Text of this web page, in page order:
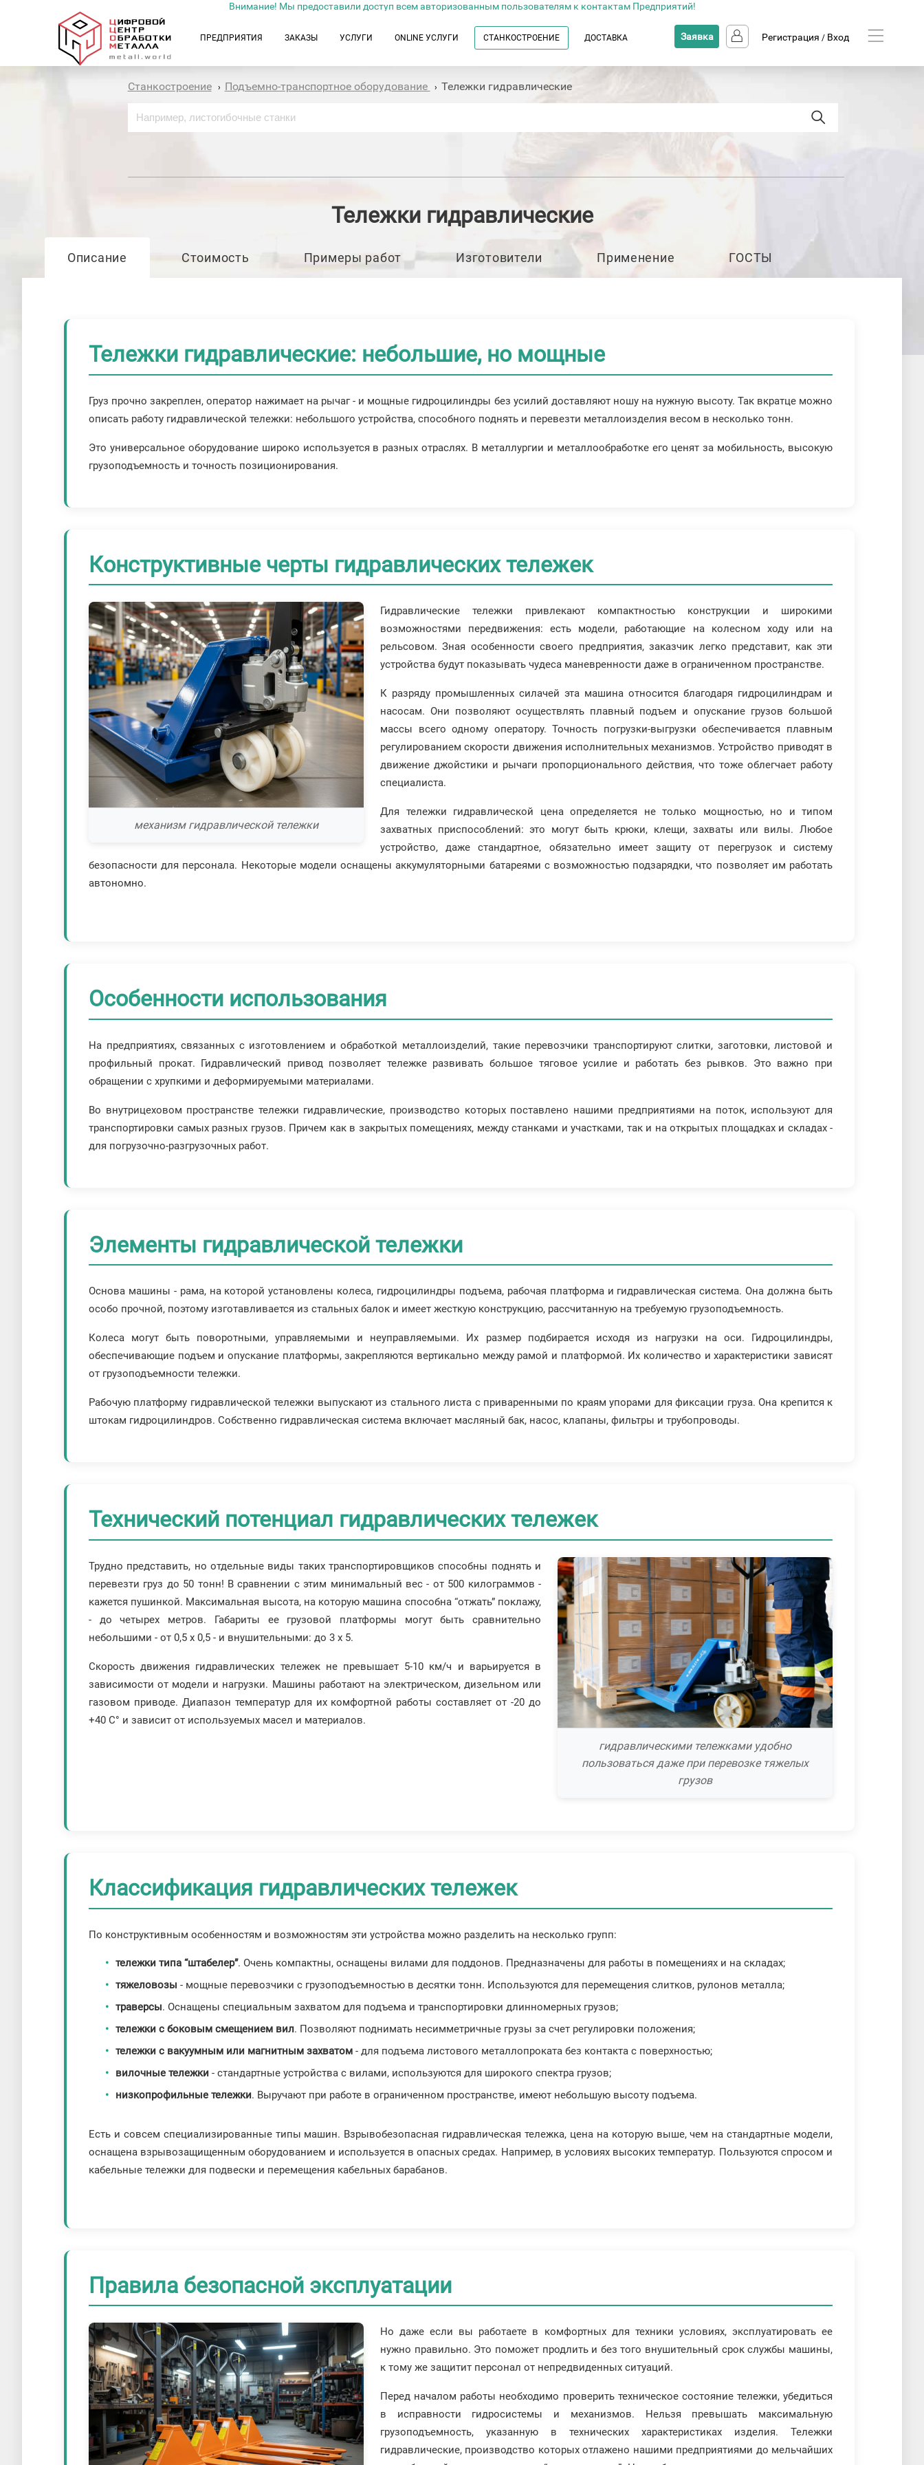
Внимание! Мы предоставили доступ всем авторизованным пользователям к контактам Предприятий!
ПРЕДПРИЯТИЯ ЗАКАЗЫ УСЛУГИ ONLINE УСЛУГИ СТАНКОСТРОЕНИЕ ДОСТАВКА Заявка Регистрация / Вход
Станкостроение› Подъемно-транспортное оборудование › Тележки гидравлические
Тележки гидравлические
Описание Стоимость Примеры работ Изготовители Применение ГОСТЫ
Тележки гидравлические: небольшие, но мощные
Груз прочно закреплен, оператор нажимает на рычаг - и мощные гидроцилиндры без усилий доставляют ношу на нужную высоту. Так вкратце можно
описать работу гидравлической тележки: небольшого устройства, способного поднять и перевезти металлоизделия весом в несколько тонн.
Это универсальное оборудование широко используется в разных отраслях. В металлургии и металлообработке его ценят за мобильность, высокую
грузоподъемность и точность позиционирования.
Конструктивные черты гидравлических тележек
механизм гидравлической тележки
Гидравлические тележки привлекают компактностью конструкции и широкими
возможностями передвижения: есть модели, работающие на колесном ходу или на
рельсовом. Зная особенности своего предприятия, заказчик легко представит, как эти
устройства будут показывать чудеса маневренности даже в ограниченном пространстве.
К разряду промышленных силачей эта машина относится благодаря гидроцилиндрам и
насосам. Они позволяют осуществлять плавный подъем и опускание грузов большой
массы всего одному оператору. Точность погрузки-выгрузки обеспечивается плавным
регулированием скорости движения исполнительных механизмов. Устройство приводят в
движение джойстики и рычаги пропорционального действия, что тоже облегчает работу
специалиста.
Для тележки гидравлической цена определяется не только мощностью, но и типом
захватных приспособлений: это могут быть крюки, клещи, захваты или вилы. Любое
устройство, даже стандартное, обязательно имеет защиту от перегрузок и систему
безопасности для персонала. Некоторые модели оснащены аккумуляторными батареями с возможностью подзарядки, что позволяет им работать
автономно.
Особенности использования
На предприятиях, связанных с изготовлением и обработкой металлоизделий, такие перевозчики транспортируют слитки, заготовки, листовой и
профильный прокат. Гидравлический привод позволяет тележке развивать большое тяговое усилие и работать без рывков. Это важно при
обращении с хрупкими и деформируемыми материалами.
Во внутрицеховом пространстве тележки гидравлические, производство которых поставлено нашими предприятиями на поток, используют для
транспортировки самых разных грузов. Причем как в закрытых помещениях, между станками и участками, так и на открытых площадках и складах -
для погрузочно-разгрузочных работ.
Элементы гидравлической тележки
Основа машины - рама, на которой установлены колеса, гидроцилиндры подъема, рабочая платформа и гидравлическая система. Она должна быть
особо прочной, поэтому изготавливается из стальных балок и имеет жесткую конструкцию, рассчитанную на требуемую грузоподъемность.
Колеса могут быть поворотными, управляемыми и неуправляемыми. Их размер подбирается исходя из нагрузки на оси. Гидроцилиндры,
обеспечивающие подъем и опускание платформы, закрепляются вертикально между рамой и платформой. Их количество и характеристики зависят
от грузоподъемности тележки.
Рабочую платформу гидравлической тележки выпускают из стального листа с приваренными по краям упорами для фиксации груза. Она крепится к
штокам гидроцилиндров. Собственно гидравлическая система включает масляный бак, насос, клапаны, фильтры и трубопроводы.
Технический потенциал гидравлических тележек
гидравлическими тележками удобно
пользоваться даже при перевозке тяжелых
грузов
Трудно представить, но отдельные виды таких транспортировщиков способны поднять и
перевезти груз до 50 тонн! В сравнении с этим минимальный вес - от 500 килограммов -
кажется пушинкой. Максимальная высота, на которую машина способна “отжать” поклажу,
- до четырех метров. Габариты ее грузовой платформы могут быть сравнительно
небольшими - от 0,5 x 0,5 - и внушительными: до 3 x 5.
Скорость движения гидравлических тележек не превышает 5-10 км/ч и варьируется в
зависимости от модели и нагрузки. Машины работают на электрическом, дизельном или
газовом приводе. Диапазон температур для их комфортной работы составляет от -20 до
+40 С° и зависит от используемых масел и материалов.
Классификация гидравлических тележек
По конструктивным особенностям и возможностям эти устройства можно разделить на несколько групп:
тележки типа “штабелер”. Очень компактны, оснащены вилами для поддонов. Предназначены для работы в помещениях и на складах;
тяжеловозы- мощные перевозчики с грузоподъемностью в десятки тонн. Используются для перемещения слитков, рулонов металла;
траверсы. Оснащены специальным захватом для подъема и транспортировки длинномерных грузов;
тележки с боковым смещением вил. Позволяют поднимать несимметричные грузы за счет регулировки положения;
тележки с вакуумным или магнитным захватом - для подъема листового металлопроката без контакта с поверхностью;
вилочные тележки - стандартные устройства с вилами, используются для широкого спектра грузов;
низкопрофильные тележки. Выручают при работе в ограниченном пространстве, имеют небольшую высоту подъема.
Есть и совсем специализированные типы машин. Взрывобезопасная гидравлическая тележка, цена на которую выше, чем на стандартные модели,
оснащена взрывозащищенным оборудованием и используется в опасных средах. Например, в условиях высоких температур. Пользуются спросом и
кабельные тележки для подвески и перемещения кабельных барабанов.
Правила безопасной эксплуатации
Но даже если вы работаете в комфортных для техники условиях, эксплуатировать ее
нужно правильно. Это поможет продлить и без того внушительный срок службы машины,
к тому же защитит персонал от непредвиденных ситуаций.
Перед началом работы необходимо проверить техническое состояние тележки, убедиться
в исправности гидросистемы и механизмов. Нельзя превышать максимальную
грузоподъемность, указанную в технических характеристиках изделия. Тележки
гидравлические, производство которых отлажено нашими предприятиями до мельчайших